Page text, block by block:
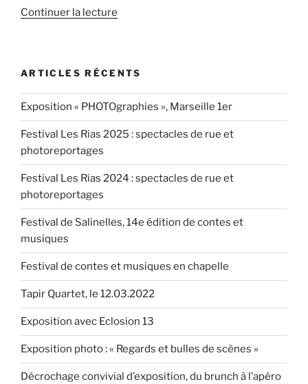
Continuer la lecture
échanges
publics
à
Marseille,
ARTICLES RÉCENTS
Exposition « PHOTOgraphies », Marseille 1er
Festival Les Rias 2025 : spectacles de rue et
photoreportages
Festival Les Rias 2024 : spectacles de rue et
photoreportages
Festival de Salinelles, 14e édition de contes et
musiques
Festival de contes et musiques en chapelle
Tapir Quartet, le 12.03.2022
Exposition avec Eclosion 13
Exposition photo : « Regards et bulles de scènes »
Décrochage convivial d’exposition, du brunch à l’apéro